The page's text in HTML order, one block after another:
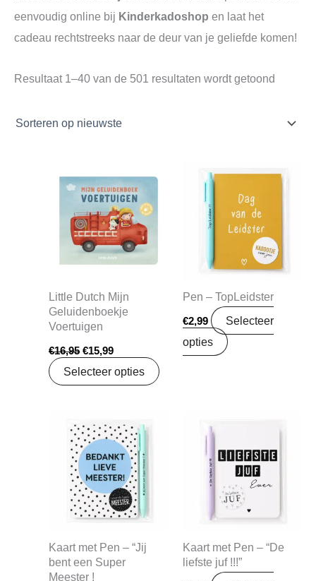
eenvoudig online bij Kinderkadoshop en laat het
cadeau rechtstreeks naar de deur van je geliefde komen!
Resultaat 1–40 van de 501 resultaten wordt getoond
Little Dutch Mijn
Geluidenboekje
Voertuigen
€16,95
prijs
was:
€16,95.
€15,99
prijs
is:
€15,99.
Selecteer opties
Pen – TopLeidster
€2,99
Selecteer
opties
Kaart met Pen – “Jij
bent een Super
Meester !
Kaart met Pen – “De
liefste juf !!!”